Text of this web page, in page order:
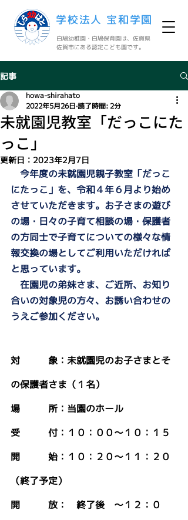
白鳩幼稚園・白鳩保育園は、佐賀県
佐賀市にある認定こども園です。
学校法人 宝和学園
記事
未就園児教室「だっこにた
っこ」
howa-shirahato
2022年5月26日 読了時間: 2分
更新日： 2023年2月7日
今年度の未就園児親子教室「だっこ
にたっこ」を、令和４年６月より始め
させていただきます。お子さまの遊び
の場・日々の子育て相談の場・保護者
の方同士で子育てについての様々な情
報交換の場としてご利用いただければ
と思っています。
​　在園児の弟妹さま、ご近所、お知り
合いの対象児の方々、お誘い合わせの
うえご参加ください。
対　　　象：未就園児のお子さまとそ
の保護者さま（１名）
場　　　所：当園のホール
受　　　付：１０：００〜１０：１５
開　　　始：１０：２０〜１１：２０
（終了予定）
開　　　放：　終了後　〜１２：０